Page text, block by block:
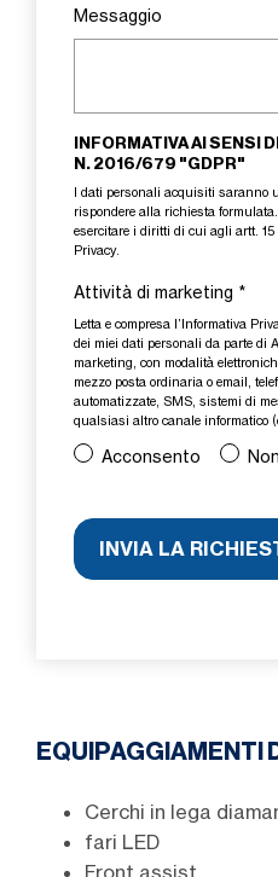
EQUIPAGGIAMENTI
Cerchi in lega
fari LED
Messaggio
INFORMATIVA AI SENSI
N. 2016/679 "GDPR"
I dati personali acquisiti saranno
rispondere alla richiesta
esercitare i diritti di cui agli artt. 15
Privacy.
Attività di marketing *
Letta e compresa l’ Informativa
dei miei dati personali da parte di
marketing, con modalità
mezzo posta ordinaria o email,
automatizzate, SMS, sistemi di
qualsiasi altro canale informatico
Acconsento